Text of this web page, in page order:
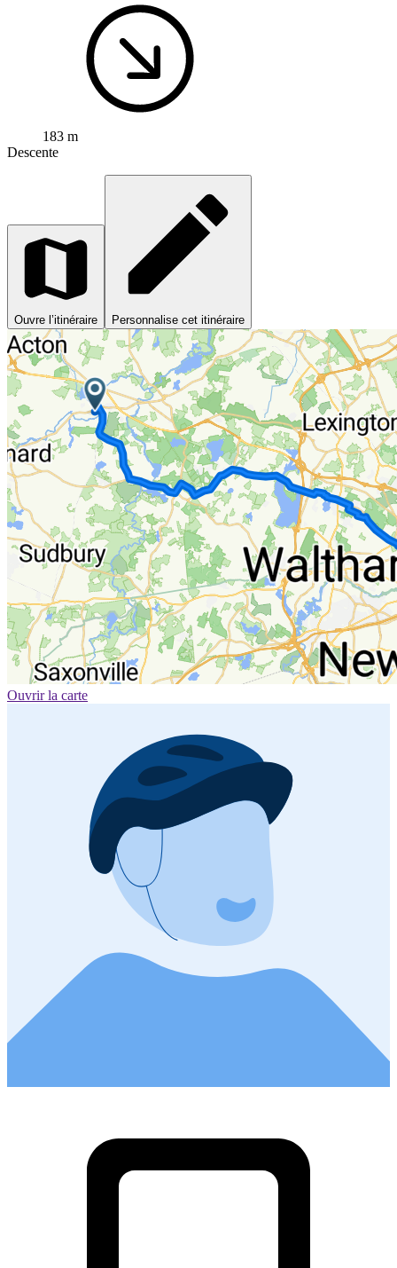
183 m
Descente
Ouvre l’itinéraire Personnalise cet itinéraire
Ouvrir la carte